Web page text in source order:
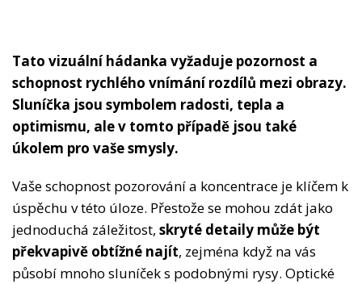
Tato vizuální hádanka vyžaduje pozornost a
schopnost rychlého vnímání rozdílů mezi obrazy.
Sluníčka jsou symbolem radosti, tepla a
optimismu, ale v tomto případě jsou také
úkolem pro vaše smysly.
Vaše schopnost pozorování a koncentrace je klíčem k
úspěchu v této úloze. Přestože se mohou zdát jako
jednoduchá záležitost, skryté detaily může být
překvapivě obtížné najít, zejména když na vás
působí mnoho sluníček s podobnými rysy. Optické